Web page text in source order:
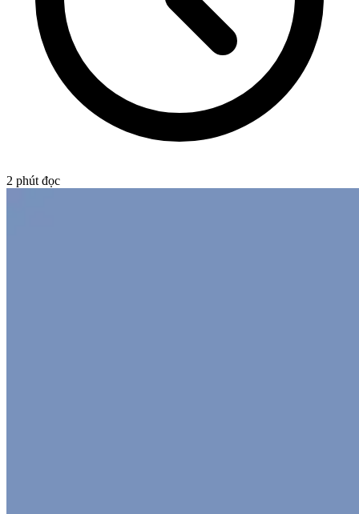
2 phút đọc